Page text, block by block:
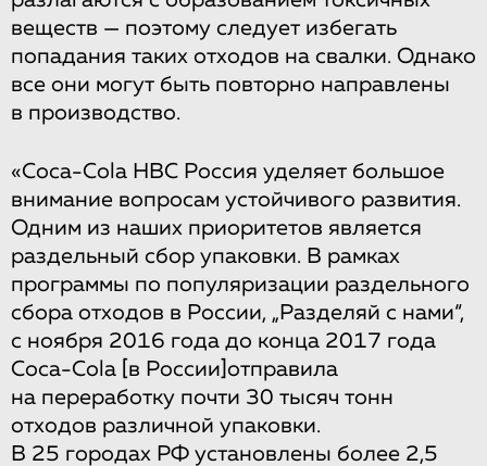
веществ — поэтому следует избегать
попадания таких отходов на свалки. Однако
все они могут быть повторно направлены
в производство.
«Сoca-Cola HBC Россия уделяет большое
внимание вопросам устойчивого развития.
Одним из наших приоритетов является
раздельный сбор упаковки. В рамках
программы по популяризации раздельного
сбора отходов в России, „Разделяй с нами“,
с ноября 2016 года до конца 2017 года
Coca-Cola [в России] отправила
на переработку почти 30 тысяч тонн
отходов различной упаковки.
В 25 городах РФ установлены более 2,5